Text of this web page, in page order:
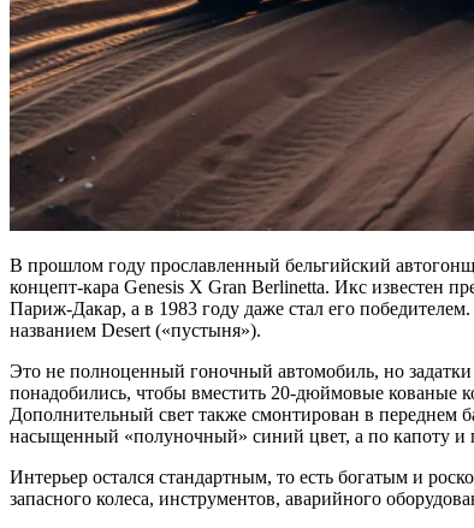
В прошлом году прославленный бельгийский
концепт-кара Genesis X Gran Berlinetta. Икс известен
Париж-Дакар, а в 1983 году даже стал его
названием Desert («пустыня»).
Это не полноценный гоночный автомобиль, но
понадобились, чтобы вместить 20-дюймовые кованые
Дополнительный свет также смонтирован в переднем
насыщенный «полуночный» синий цвет, а по капоту и
Интерьер остался стандартным, то есть богатым и
запасного колеса, инструментов, аварийного